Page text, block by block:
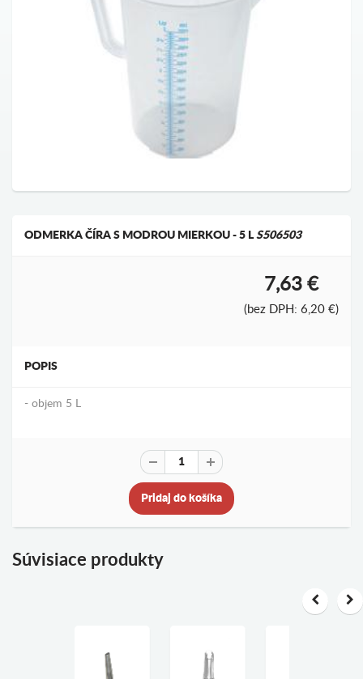
ODMERKA ČÍRA S MODROU MIERKOU - 5 LS506503
7,63 €
(bez DPH: 6,20 €)
POPIS
- objem 5 L
Pridaj do košíka
Súvisiace produkty